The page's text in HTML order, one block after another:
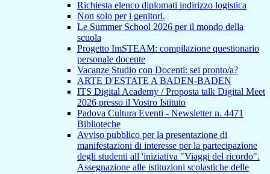
Richiesta elenco diplomati indirizzo logistica
Non solo per i genitori.
Le Summer School 2026 per il mondo della
scuola
Progetto ImSTEAM: compilazione questionario
personale docente
Vacanze Studio con Docenti: sei pronto/a?
ARTE D'ESTATE A BADEN-BADEN
ITS Digital Academy / Proposta talk Digital Meet
2026 presso il Vostro Istituto
Padova Cultura Eventi - Newsletter n. 4471
Biblioteche
Avviso pubblico per la presentazione di
manifestazioni di interesse per la partecipazione
degli studenti all 'iniziativa "Viaggi del ricordo".
Assegnazione alle istituzioni scolastiche delle